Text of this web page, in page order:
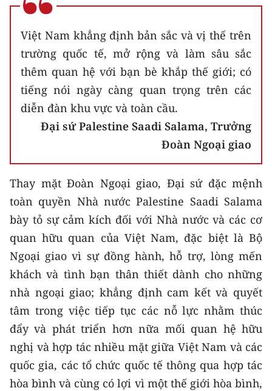
Việt Nam khẳng định bản sắc và vị thế trên
trường quốc tế, mở rộng và làm sâu sắc
thêm quan hệ với bạn bè khắp thế giới; có
tiếng nói ngày càng quan trọng trên các
diễn đàn khu vực và toàn cầu.
Đại sứ Palestine Saadi Salama, Trưởng
Đoàn Ngoại giao
Thay mặt Đoàn Ngoại giao, Đại sứ đặc mệnh
toàn quyền Nhà nước Palestine Saadi Salama
bày tỏ sự cảm kích đối với Nhà nước và các cơ
quan hữu quan của Việt Nam, đặc biệt là Bộ
Ngoại giao vì sự đồng hành, hỗ trợ, lòng mến
khách và tình bạn thân thiết dành cho những
nhà ngoại giao; khẳng định cam kết và quyết
tâm trong việc tiếp tục các nỗ lực nhằm thúc
đẩy và phát triển hơn nữa mối quan hệ hữu
nghị và hợp tác nhiều mặt giữa Việt Nam và các
quốc gia, các tổ chức quốc tế thông qua hợp tác
hòa bình và cùng có lợi vì một thế giới hòa bình,